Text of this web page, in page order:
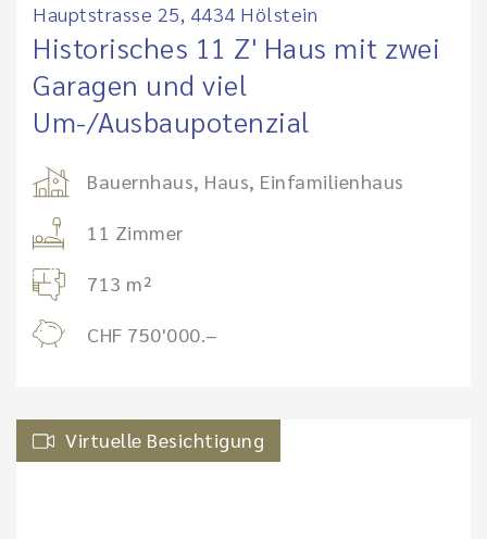
Hauptstrasse 25, 4434 Hölstein
Historisches 11 Z' Haus mit zwei
Garagen und viel
Um-/Ausbaupotenzial
Bauernhaus, Haus, Einfamilienhaus
11 Zimmer
713 m²
CHF 750'000.–
Virtuelle Besichtigung